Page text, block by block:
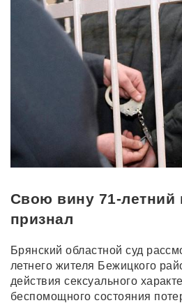
Свою вину 71-летний
признал
Брянский областной суд
летнего жителя Бежицкого
действия сексуального
беспомощного состояния